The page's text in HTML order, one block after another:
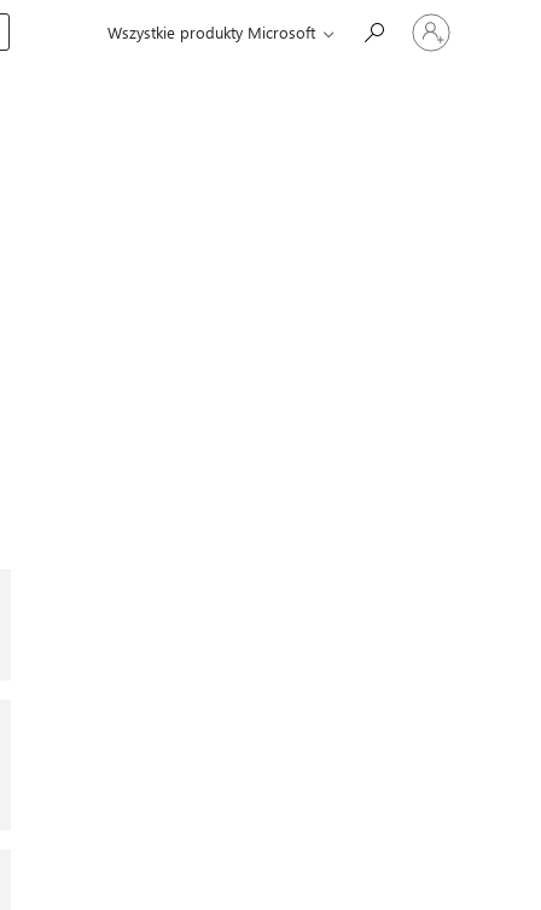
Wszystkie produkty Microsoft
Zaloguj
się
do